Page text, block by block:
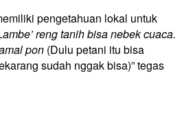
pengetahuan lokal untuk
reng tanih bisa nebek cuaca.
pon (Dulu petani itu bisa
sudah nggak bisa)” tegas